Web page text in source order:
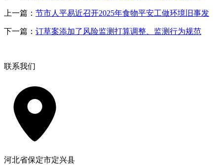
上一篇： 节市人平易近召开2025年食物平安工做环境旧事发
下一篇： 订草案添加了风险监测打算调整、监测行为规范
联系我们
河北省保定市定兴县